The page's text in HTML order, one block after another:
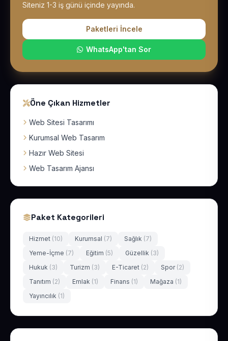
Siteniz 1-3 iş günü içinde yayında.
Paketleri İncele
WhatsApp'tan Sor
Öne Çıkan Hizmetler
Web Sitesi Tasarımı
Kurumsal Web Tasarım
Hazır Web Sitesi
Web Tasarım Ajansı
Paket Kategorileri
Hizmet (10) Kurumsal (7) Sağlık (7)
Yeme-İçme (7) Eğitim (5) Güzellik (3)
Hukuk (3) Turizm (3) E-Ticaret (2) Spor (2)
Tanıtım (2) Emlak (1) Finans (1) Mağaza (1)
Yayıncılık (1)